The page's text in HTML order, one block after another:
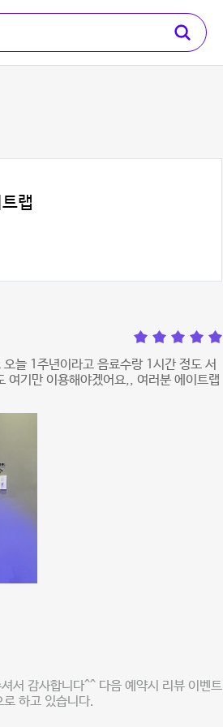
랩
늘 1주년이라고 음료수랑 1시간 정도 서
여기만 이용해야겠어요,, 여러분 에이트랩
서 감사합니다^^ 다음 예약시 리뷰 이벤트
하고 있습니다.